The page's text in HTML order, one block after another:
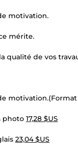
motivation.
mérite.
qualité de vos
motivation.(Format
photo 17,28 $US
23,04 $US